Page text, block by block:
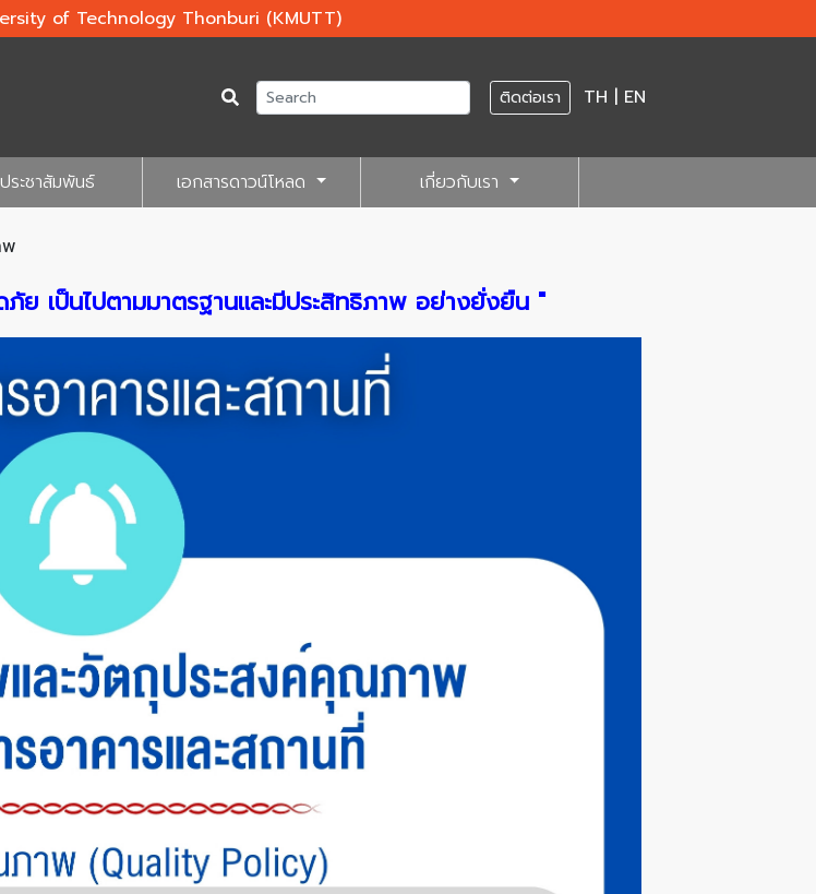
of Technology Thonburi (KMUTT)
ติดต่อเรา TH | EN
ระชาสัมพันธ์ เอกสารดาวน์โหลด เกี่ยวกับเรา
ย เป็นไปตามมาตรฐานและมีประสิทธิภาพ อย่างยั่งยืน "